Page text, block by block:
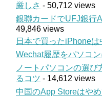
厳しさ - 50,712 views
銀聯カードでUFJ銀行
49,846 views
日本で買ったiPhone
Wechat履歴をパソコ
ノートパソコンの選
るコツ - 14,612 views
中国のApp Storeはや